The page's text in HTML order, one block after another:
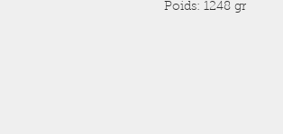
Poids: 1248 gr